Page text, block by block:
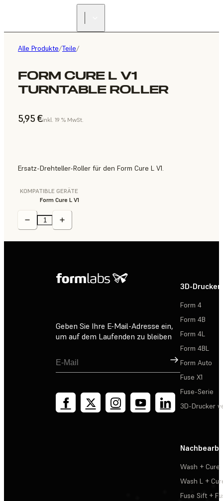
Alle Produkte/Teile/
FORM CURE L V1
TURNTABLE ROLLER
5,95 €inkl. 19 % MwSt.
Ersatz-Drehteller-Roller für den Form Cure L V1.
KOMPATIBLE GERÄTE
Form Cure L V1
Geben Sie Ihre E-Mail-Adresse ein,
um auf dem Laufenden zu bleiben
Registrieren
3D-Drucker
Form 4
Form 4B
Form 4L
Form 4BL
Form Auto
Fuse X1
Fuse-Serie
3D-Drucker
Wash + Cure
Wash L +
Fuse Sift +